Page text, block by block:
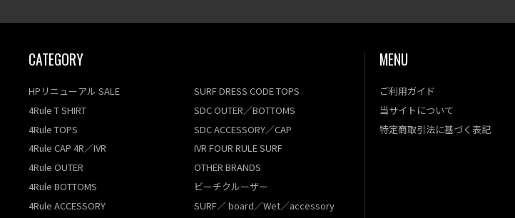
CATEGORY
HPリニューアル SALE
4Rule T SHIRT
4Rule TOPS
4Rule CAP 4R／IVR
4Rule OUTER
4Rule BOTTOMS
4Rule ACCESSORY
SURF DRESS CODE TOPS
SDC OUTER／BOTTOMS
SDC ACCESSORY／CAP
IVR FOUR RULE SURF
OTHER BRANDS
ビーチクルーザー
SURF／ board／Wet／accessory
MENU
ご利用ガイド
当サイトについて
特定商取引法に基づく表記